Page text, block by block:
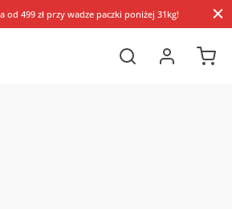
od 499 zł przy wadze paczki poniżej 31kg!